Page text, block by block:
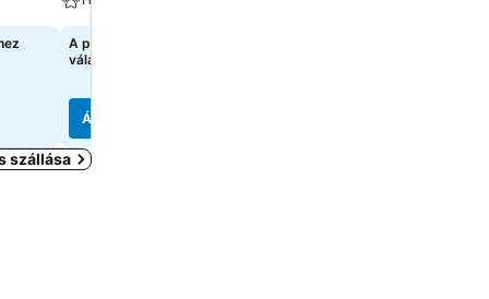
A pontos árak megtekintéséhez
válasszon dátumokat
Árak megjelenítése
szállása